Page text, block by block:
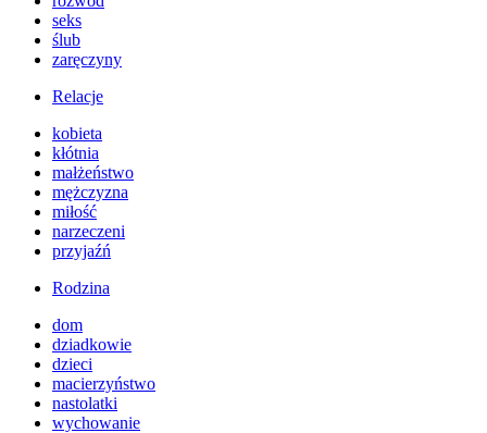
seks
ślub
zaręczyny
Relacje
kobieta
kłótnia
małżeństwo
mężczyzna
miłość
narzeczeni
przyjaźń
Rodzina
dom
dziadkowie
dzieci
macierzyństwo
nastolatki
wychowanie